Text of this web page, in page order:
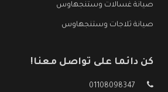
صيانة غسالات وستنجهاوس
صيانة ثلاجات وستنجهاوس
كن دائما على تواصل معنا!
01108098347